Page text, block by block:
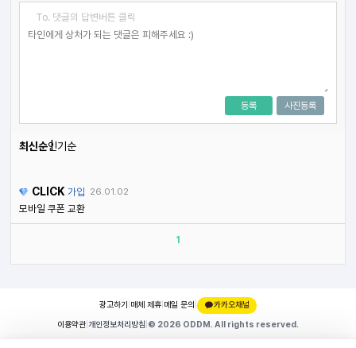
To. 댓글의 답변버튼 클릭
사진등록
등록
최신순인기순
CLICK 가입 26.01.02
모바일 쿠폰 교환
1
광고하기 매체 제휴 메일 문의 |
카카오채널
이용약관 개인정보처리방침 © 2026 ODDM. All rights reserved.